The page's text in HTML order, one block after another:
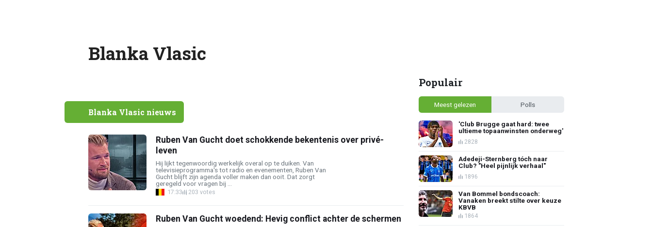
Blanka Vlasic
Blanka Vlasic nieuws
Ruben Van Gucht doet schokkende bekentenis over privé-
leven
Hij lijkt tegenwoordig werkelijk overal op te duiken. Van
televisieprogramma's tot radio en evenementen, Ruben Van
Gucht blijft zijn agenda voller maken dan ooit. Dat zorgt
geregeld voor vragen bij ...
17:33 203 votes
Ruben Van Gucht woedend: Hevig conflict achter de schermen
Populair
Meest gelezen Polls
'Club Brugge gaat hard: twee
ultieme topaanwinsten onderweg'
2828
Adedeji-Sternberg tóch naar
Club? "Heel pijnlijk verhaal"
1896
Van Bommel bondscoach:
Vanaken breekt stilte over keuze
KBVB
1864